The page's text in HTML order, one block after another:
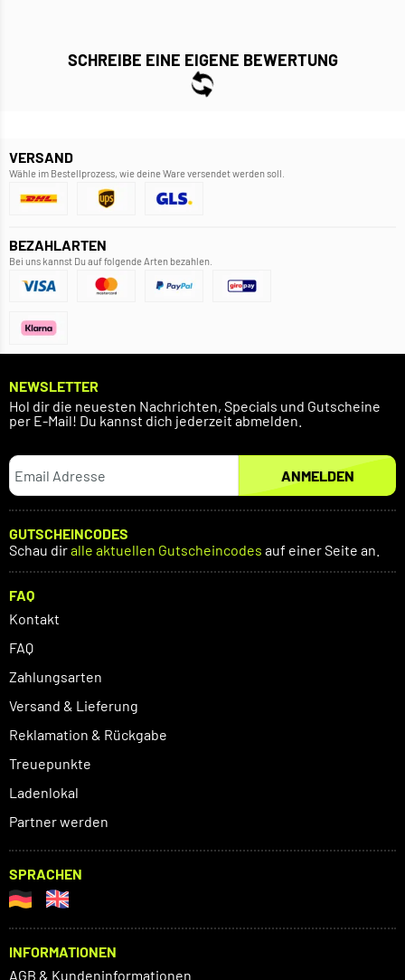
SCHREIBE EINE EIGENE BEWERTUNG
VERSAND
Wähle im Bestellprozess, wie deine Ware versendet werden soll.
BEZAHLARTEN
Bei uns kannst Du auf folgende Arten bezahlen.
NEWSLETTER
Hol dir die neuesten Nachrichten, Specials und Gutscheine
per E-Mail! Du kannst dich jederzeit abmelden.
ANMELDEN
GUTSCHEINCODES
Schau diralle aktuellen Gutscheincodes auf einer Seite an.
FAQ
Kontakt
FAQ
Zahlungsarten
Versand & Lieferung
Reklamation & Rückgabe
Treuepunkte
Ladenlokal
Partner werden
SPRACHEN
INFORMATIONEN
AGB & Kundeninformationen